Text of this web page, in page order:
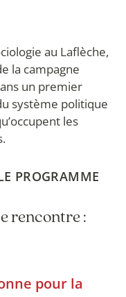
au Laflèche,
la campagne
un premier
système politique
les
PROGRAMME
rencontre :
pour la